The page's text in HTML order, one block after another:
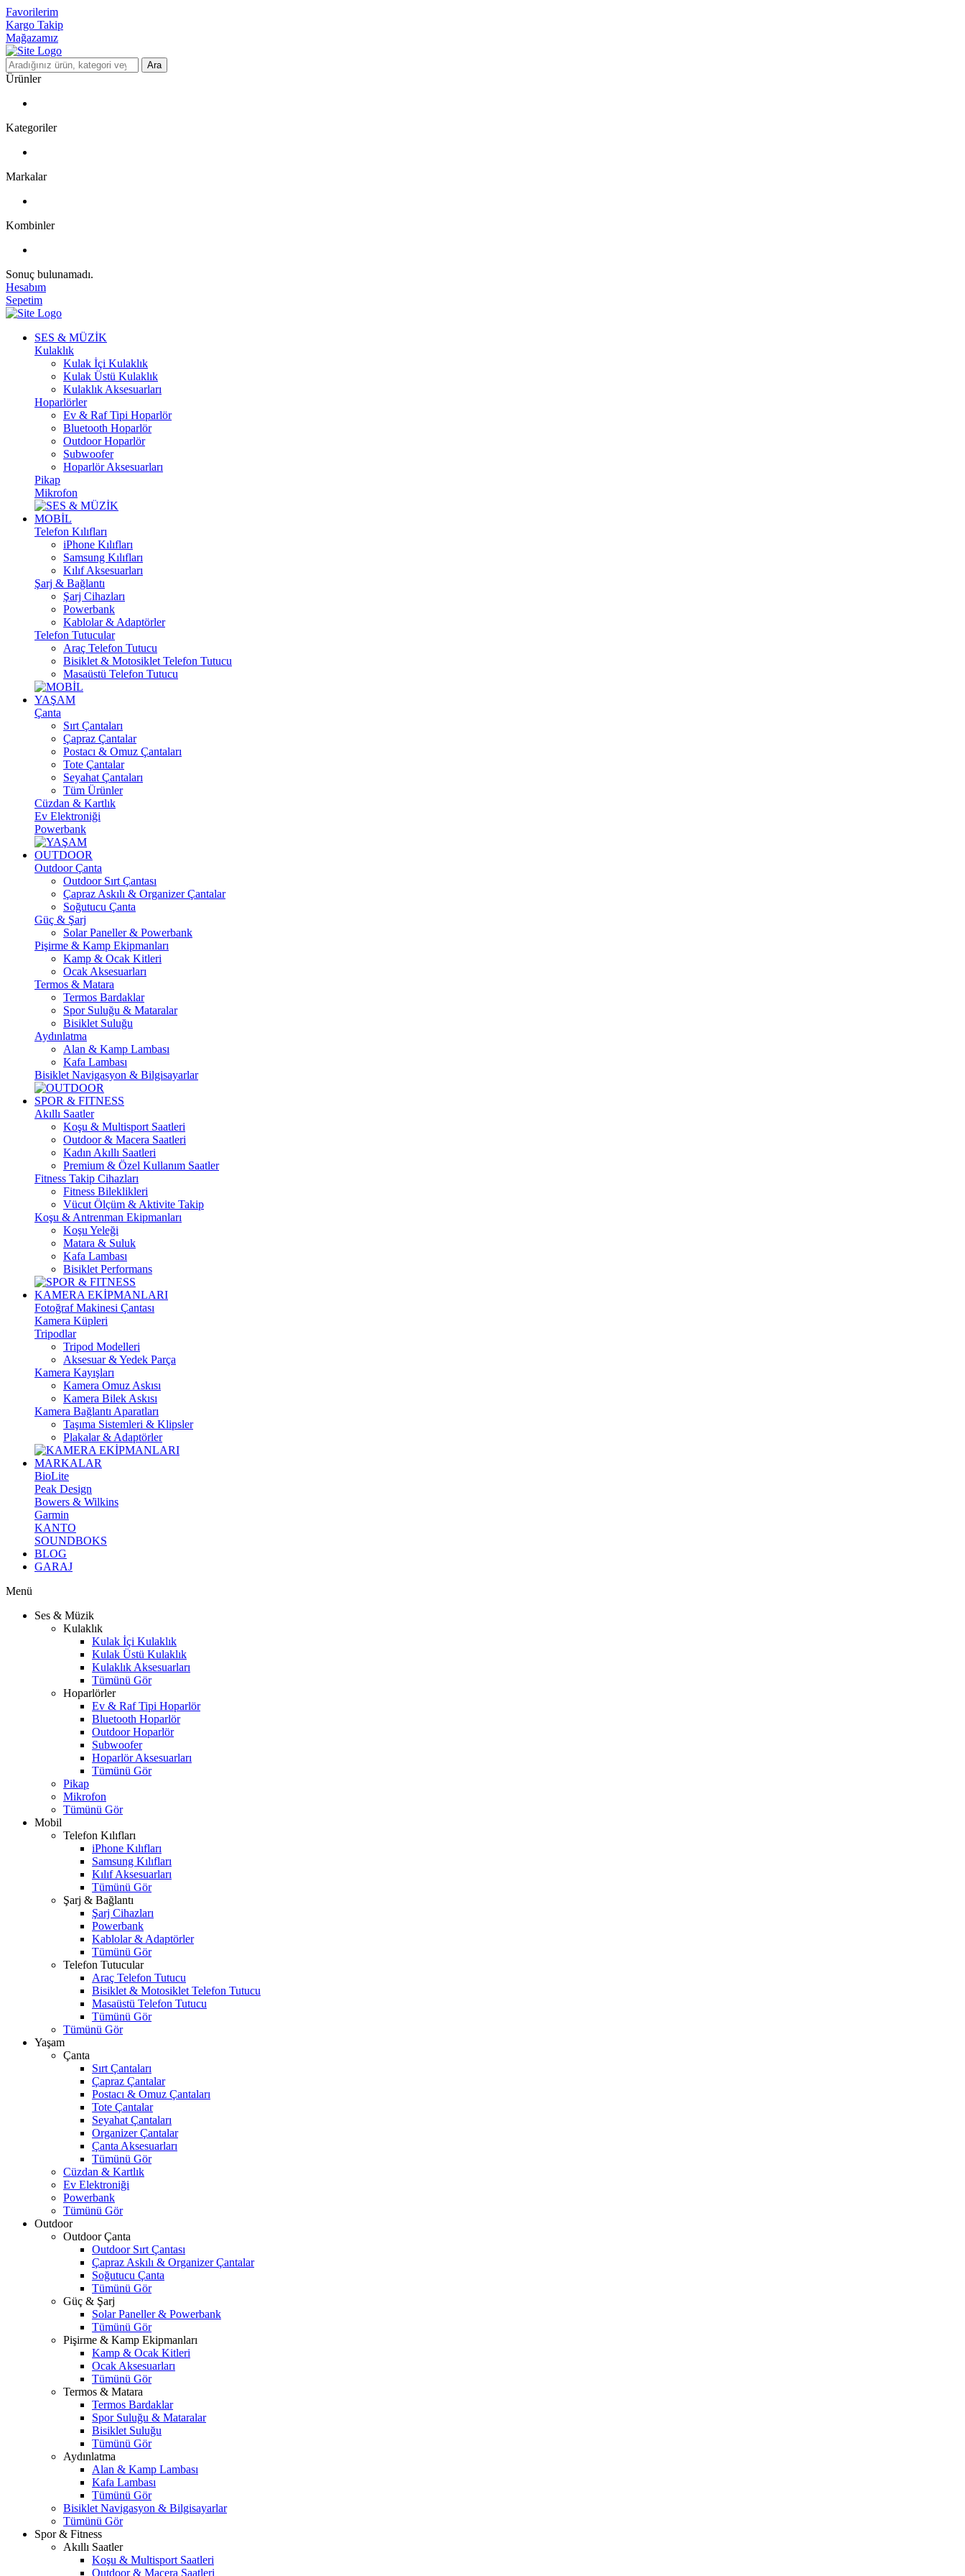
Favorilerim
Kargo Takip
Mağazamız
Ara
Ürünler
Kategoriler
Markalar
Kombinler
Sonuç bulunamadı.
Hesabım
Sepetim
SES & MÜZİK
Kulaklık
Kulak İçi Kulaklık
Kulak Üstü Kulaklık
Kulaklık Aksesuarları
Hoparlörler
Ev & Raf Tipi Hoparlör
Bluetooth Hoparlör
Outdoor Hoparlör
Subwoofer
Hoparlör Aksesuarları
Pikap
Mikrofon
MOBİL
Telefon Kılıfları
iPhone Kılıfları
Samsung Kılıfları
Kılıf Aksesuarları
Şarj & Bağlantı
Şarj Cihazları
Powerbank
Kablolar & Adaptörler
Telefon Tutucular
Araç Telefon Tutucu
Bisiklet & Motosiklet Telefon Tutucu
Masaüstü Telefon Tutucu
YAŞAM
Çanta
Sırt Çantaları
Çapraz Çantalar
Postacı & Omuz Çantaları
Tote Çantalar
Seyahat Çantaları
Tüm Ürünler
Cüzdan & Kartlık
Ev Elektroniği
Powerbank
OUTDOOR
Outdoor Çanta
Outdoor Sırt Çantası
Çapraz Askılı & Organizer Çantalar
Soğutucu Çanta
Güç & Şarj
Solar Paneller & Powerbank
Pişirme & Kamp Ekipmanları
Kamp & Ocak Kitleri
Ocak Aksesuarları
Termos & Matara
Termos Bardaklar
Spor Suluğu & Mataralar
Bisiklet Suluğu
Aydınlatma
Alan & Kamp Lambası
Kafa Lambası
Bisiklet Navigasyon & Bilgisayarlar
SPOR & FITNESS
Akıllı Saatler
Koşu & Multisport Saatleri
Outdoor & Macera Saatleri
Kadın Akıllı Saatleri
Premium & Özel Kullanım Saatler
Fitness Takip Cihazları
Fitness Bileklikleri
Vücut Ölçüm & Aktivite Takip
Koşu & Antrenman Ekipmanları
Koşu Yeleği
Matara & Suluk
Kafa Lambası
Bisiklet Performans
KAMERA EKİPMANLARI
Fotoğraf Makinesi Çantası
Kamera Küpleri
Tripodlar
Tripod Modelleri
Aksesuar & Yedek Parça
Kamera Kayışları
Kamera Omuz Askısı
Kamera Bilek Askısı
Kamera Bağlantı Aparatları
Taşıma Sistemleri & Klipsler
Plakalar & Adaptörler
MARKALAR
BioLite
Peak Design
Bowers & Wilkins
Garmin
KANTO
SOUNDBOKS
BLOG
GARAJ
Menü
Ses & Müzik
Kulaklık
Kulak İçi Kulaklık
Kulak Üstü Kulaklık
Kulaklık Aksesuarları
Tümünü Gör
Hoparlörler
Ev & Raf Tipi Hoparlör
Bluetooth Hoparlör
Outdoor Hoparlör
Subwoofer
Hoparlör Aksesuarları
Tümünü Gör
Pikap
Mikrofon
Tümünü Gör
Mobil
Telefon Kılıfları
iPhone Kılıfları
Samsung Kılıfları
Kılıf Aksesuarları
Tümünü Gör
Şarj & Bağlantı
Şarj Cihazları
Powerbank
Kablolar & Adaptörler
Tümünü Gör
Telefon Tutucular
Araç Telefon Tutucu
Bisiklet & Motosiklet Telefon Tutucu
Masaüstü Telefon Tutucu
Tümünü Gör
Tümünü Gör
Yaşam
Çanta
Sırt Çantaları
Çapraz Çantalar
Postacı & Omuz Çantaları
Tote Çantalar
Seyahat Çantaları
Organizer Çantalar
Çanta Aksesuarları
Tümünü Gör
Cüzdan & Kartlık
Ev Elektroniği
Powerbank
Tümünü Gör
Outdoor
Outdoor Çanta
Outdoor Sırt Çantası
Çapraz Askılı & Organizer Çantalar
Soğutucu Çanta
Tümünü Gör
Güç & Şarj
Solar Paneller & Powerbank
Tümünü Gör
Pişirme & Kamp Ekipmanları
Kamp & Ocak Kitleri
Ocak Aksesuarları
Tümünü Gör
Termos & Matara
Termos Bardaklar
Spor Suluğu & Mataralar
Bisiklet Suluğu
Tümünü Gör
Aydınlatma
Alan & Kamp Lambası
Kafa Lambası
Tümünü Gör
Bisiklet Navigasyon & Bilgisayarlar
Tümünü Gör
Spor & Fitness
Akıllı Saatler
Koşu & Multisport Saatleri
Outdoor & Macera Saatleri